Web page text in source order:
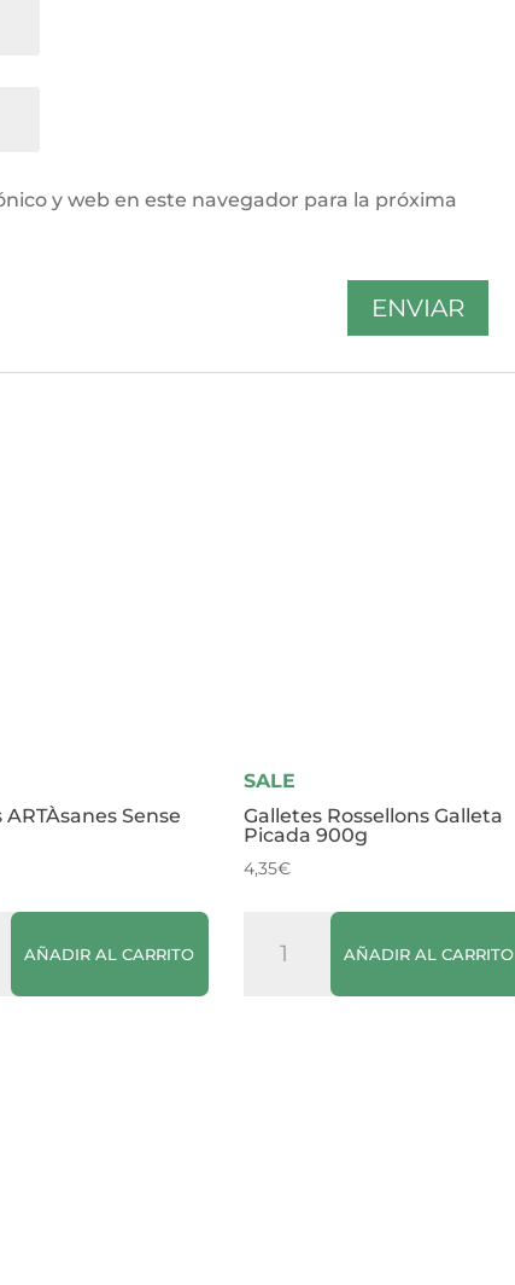
y web en este navegador para la próxima
ARTÀsanes Sense
AÑADIR AL CARRITO
SALE
Galletes Rossellons Galleta
Picada 900g
4,35€
RossellonsAÑADIR AL CARRITO